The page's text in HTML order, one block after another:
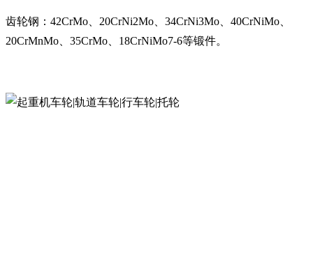
齿轮钢：42CrMo、20CrNi2Mo、34CrNi3Mo、40CrNiMo、
20CrMnMo、35CrMo、18CrNiMo7-6等锻件。